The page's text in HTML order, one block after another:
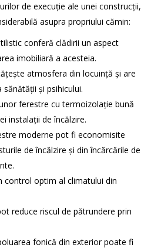
de execuție ale unei construcții,
asupra propriului cămin:
conferă clădirii un aspect
imobiliară a acesteia.
atmosfera din locuință și are
și psihicului.
ferestre cu termoizolație bună
instalații de încălzire.
moderne pot fi economisite
de încălzire și din încărcările de
control optim al climatului din
reduce riscul de pătrundere prin
fonică din exterior poate fi